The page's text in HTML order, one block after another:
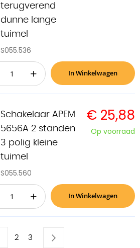
terugverend
dunne lange
tuimel
S055.536
+ In Winkelwagen
Schakelaar APEM
5656A 2 standen
3 polig kleine
tuimel
S055.560
€ 25,88
Op voorraad
+ In Winkelwagen
Pagina
2 Pagina
3